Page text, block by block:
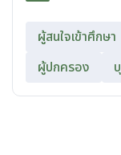
ผู้สนใจเข้าศึกษา
ผู้ปกครอง